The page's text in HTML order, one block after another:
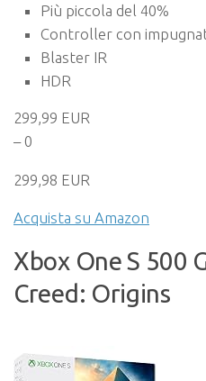
Più piccola del 40%
Controller con
Blaster IR
HDR
299,99 EUR
– 0
299,98 EUR
Acquista su Amazon
Xbox One S 500
Creed: Origins